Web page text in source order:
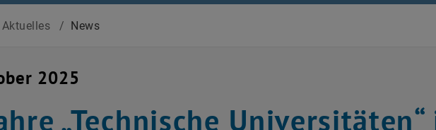
Aktuelles / News
2025
„Technische Universitäten“